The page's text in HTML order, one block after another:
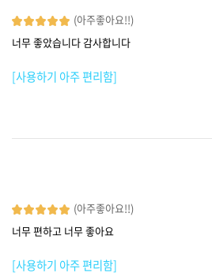
(아주좋아요!!)
너무 좋았습니다 감사합니다
[사용하기 아주 편리함]
(아주좋아요!!)
너무 편하고 너무 좋아요
[사용하기 아주 편리함]